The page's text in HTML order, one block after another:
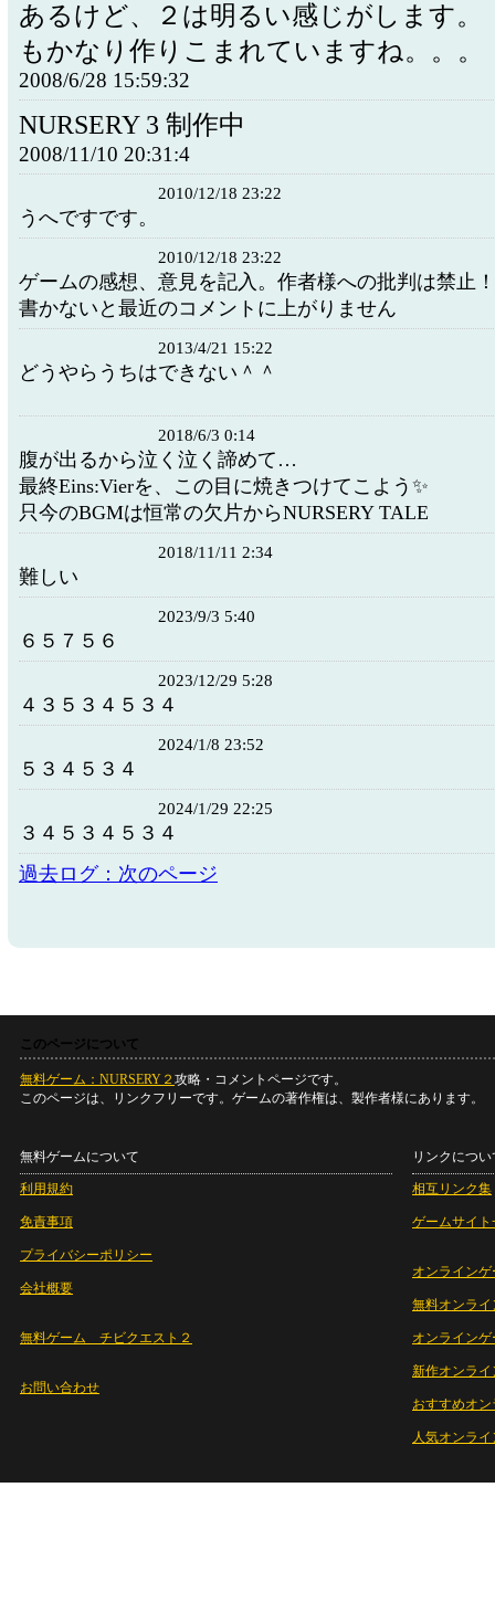
あるけど、２は明るい感じがします
もかなり作りこまれていますね。。。
2008/6/28 15:59:32
NURSERY 3 制作中
2008/11/10 20:31:4
2010/12/18 23:22
うへですです。
2010/12/18 23:22
ゲームの感想、意見を記入。作者様への批判は禁止
書かないと最近のコメントに上がりません
2013/4/21 15:22
どうやらうちはできない＾＾
2018/6/3 0:14
腹が出るから泣く泣く諦めて…
最終Eins:Vierを、この目に焼きつけてこよう✨
只今のBGMは恒常の欠片からNURSERY TALE
2018/11/11 2:34
難しい
2023/9/3 5:40
６５７５６
2023/12/29 5:28
４３５３４５３４
2024/1/8 23:52
５３４５３４
2024/1/29 22:25
３４５３４５３４
過去ログ：次のページ
このページについて
無料ゲーム：NURSERY２ 攻略・コメントページです。
このページは、リンクフリーです。ゲームの著作権は、製作者様にあります。
無料ゲームについて
利用規約
免責事項
プライバシーポリシー
会社概要
無料ゲーム チビクエスト２
お問い合わせ
リンクについ
相互リンク集
ゲームサイト
オンラインゲ
無料オンライ
オンライン
新作オンライ
おすすめオ
人気オンラ